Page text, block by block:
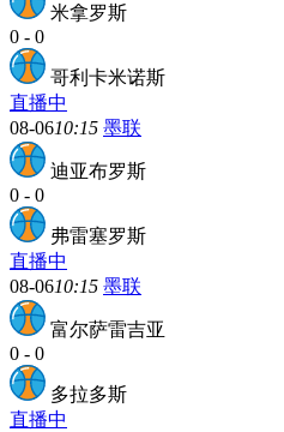
米拿罗斯
0 - 0
哥利卡米诺斯
直播中
08-0610:15 墨联
迪亚布罗斯
0 - 0
弗雷塞罗斯
直播中
08-0610:15 墨联
富尔萨雷吉亚
0 - 0
多拉多斯
直播中